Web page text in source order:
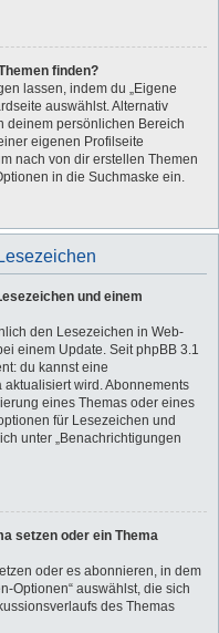
finden?
lassen, indem du „Eigene
auswählst. Alternativ
deinem persönlichen Bereich
eigenen Profilseite
nach von dir erstellen Themen
in die Suchmaske ein.
und einem
den Lesezeichen in Web-
einem Update. Seit phpBB 3.1
du kannst eine
wird. Abonnements
eines Themas oder eines
für Lesezeichen und
unter „Benachrichtigungen
setzen oder ein Thema
oder es abonnieren, in dem
Optionen“ auswählst, die sich
des Themas